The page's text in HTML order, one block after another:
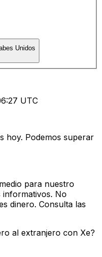
Unidos
UTC
hoy. Podemos superar
para nuestro
informativos. No
dinero. Consulta las
al extranjero con Xe?